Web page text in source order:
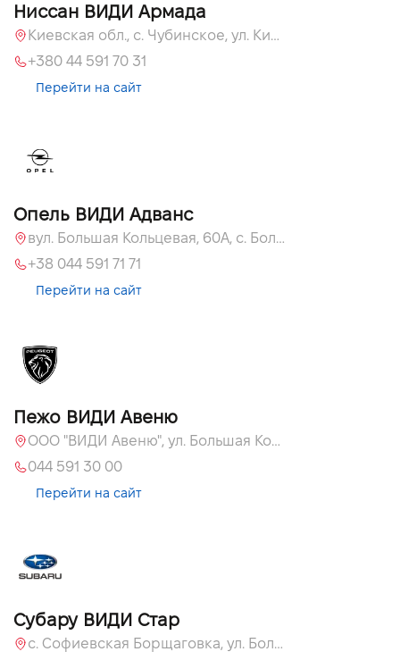
Ниссан ВИДИ Армада
Киевская обл., c. Чубинское, ул. Киевская, 55
+380 44 591 70 31
Перейти на сайт
Опель ВИДИ Адванс
вул. Большая Кольцевая, 60А, с. Большая Кольцевая
+38 044 591 71 71
Перейти на сайт
Пежо ВИДИ Авеню
ООО "ВИДИ Авеню", ул. Большая Кольцевая, 60
044 591 30 00
Перейти на сайт
Субару ВИДИ Стар
с. Софиевская Борщаговка, ул. Большая Окружная, 60 А